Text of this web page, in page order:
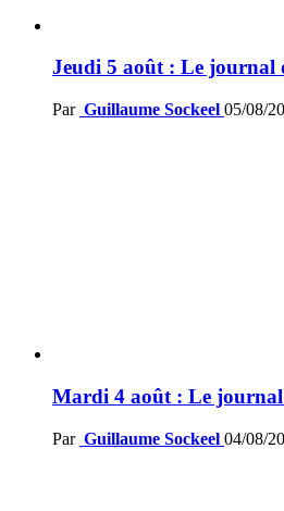
Jeudi 5 août : Le journal
Par Guillaume Sockeel 05/08/
Mardi 4 août : Le journal
Par Guillaume Sockeel 04/08/